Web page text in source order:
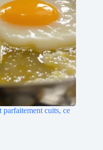
cuits, ce